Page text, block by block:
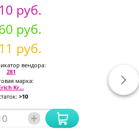
руб.
руб.
руб.
вендора:
281
марка:
Kr...
>10
+